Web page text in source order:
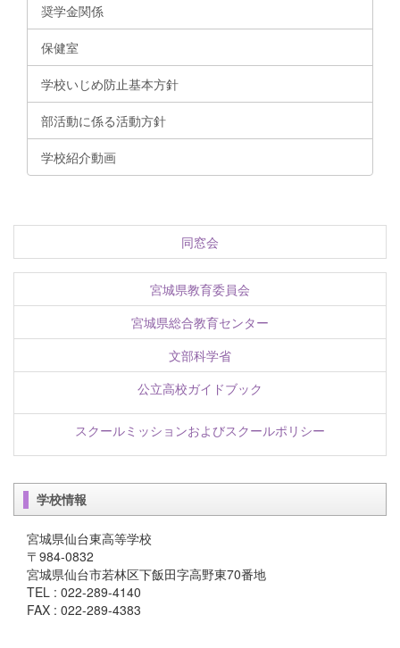
奨学金関係
保健室
学校いじめ防止基本方針
部活動に係る活動方針
学校紹介動画
同窓会
宮城県教育委員会
宮城県総合教育センター
文部科学省
公立高校ガイドブック
スクールミッションおよびスクールポリシー
学校情報
宮城県仙台東高等学校
〒984-0832
宮城県仙台市若林区下飯田字高野東70番地
TEL : 022-289-4140
FAX : 022-289-4383